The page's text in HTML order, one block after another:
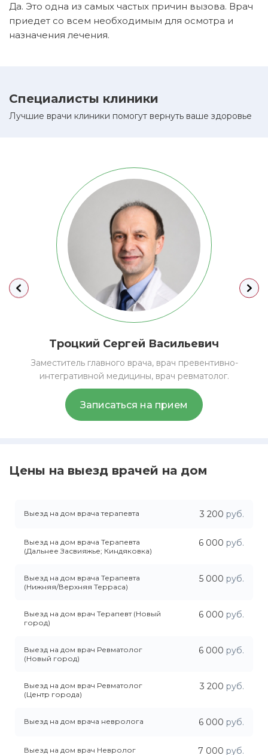
Да. Это одна из самых частых причин вызова. Врач
приедет со всем необходимым для осмотра и
назначения лечения.
Специалисты клиники
Лучшие врачи клиники помогут вернуть ваше здоровье
Троцкий Сергей Васильевич
Заместитель главного врача, врач превентивно-
интегративной медицины, врач ревматолог.
Записаться на прием
Цены на выезд врачей на дом
Выезд на дом врача терапевта 3 200 руб.
Выезд на дом врача Терапевта
(Дальнее Засвияжье; Киндяковка)
6 000 руб.
Выезд на дом врача Терапевта
(Нижняя/Верхняя Терраса)
5 000 руб.
Выезд на дом врач Терапевт (Новый
город)
6 000 руб.
Выезд на дом врач Ревматолог
(Новый город)
6 000 руб.
Выезд на дом врач Ревматолог
(Центр города)
3 200 руб.
Выезд на дом врача невролога 6 000 руб.
Выезд на дом врач Невролог
7 000 руб.